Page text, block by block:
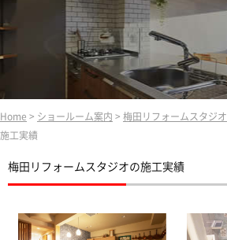
Home > ショールーム案内 > 梅田リフォームスタジオ
施工実績
梅田リフォームスタジオの施工実績